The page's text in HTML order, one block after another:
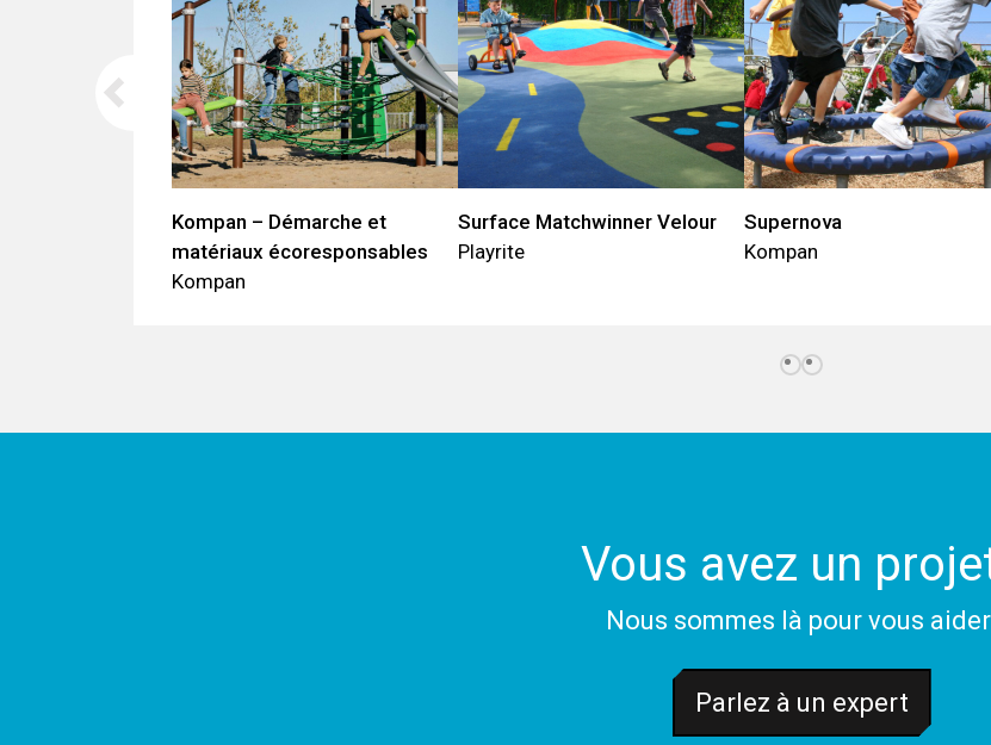
Kompan – Démarche et
matériaux écoresponsables
Kompan
Surface Matchwinner Velour
Playrite
Supernova
Kompan
Vous avez un
Nous sommes là pour vous
Parlez à un expert